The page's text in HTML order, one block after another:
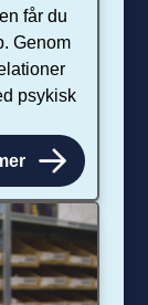
får du
Genom
psykisk